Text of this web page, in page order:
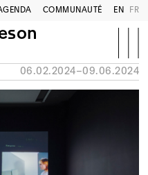
COMMUNAUTÉ EN FR
06.02.2024–09.06.2024